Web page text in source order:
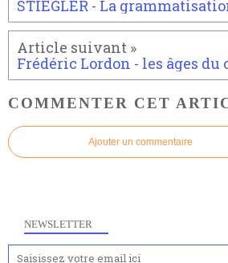
STIEGLER - La
COMMENTER CET
Ajouter un commentaire
NEWSLETTER